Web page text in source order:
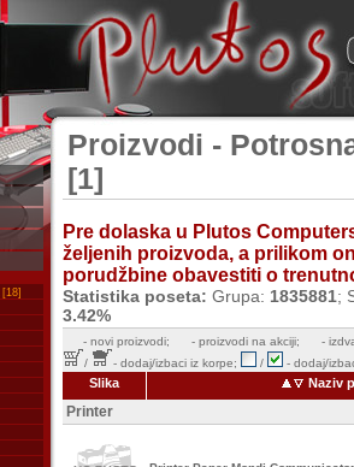
[18]
Proizvodi -
[1]
Pre dolaska u Plutos
željenih proizvoda, a prilikom
porudžbine obavestiti o
Statistika poseta: Grupa: 1835881;
3.42%
- novi proizvodi; - proizvodi na akciji;
-
/
- dodaj/izbaci iz korpe; / - dodaj/
Slika Naziv
Printer